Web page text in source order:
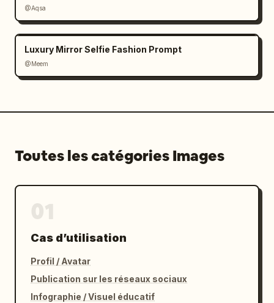
@Aqsa
Luxury Mirror Selfie Fashion Prompt
@Meem
Toutes les catégories Images
Cas d’utilisation
Profil / Avatar
Publication sur les réseaux sociaux
Infographie / Visuel éducatif